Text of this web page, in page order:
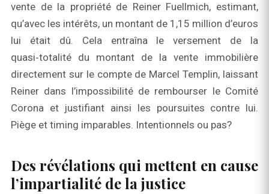
vente de la propriété de Reiner Fuellmich, estimant,
qu’avec les intérêts, un montant de 1,15 million d’euros
lui était dû. Cela entraîna le versement de la
quasi‑totalité du montant de la vente immobilière
directement sur le compte de Marcel Templin, laissant
Reiner dans l’impossibilité de rembourser le Comité
Corona et justifiant ainsi les poursuites contre lui.
Piège et timing imparables. Intentionnels ou pas?
Des révélations qui mettent en cause
l’impartialité de la justice